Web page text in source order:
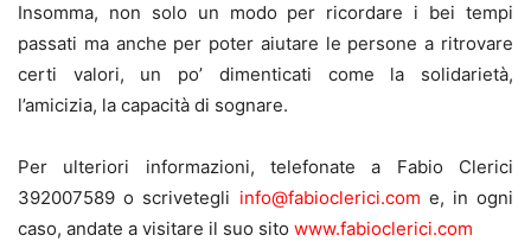
Insomma, non solo un modo per ricordare i bei tempi
passati ma anche per poter aiutare le persone a ritrovare
certi valori, un po’ dimenticati come la solidarietà,
l’amicizia, la capacità di sognare.
Per ulteriori informazioni, telefonate a Fabio Clerici
392007589 o scrivetegli info@fabioclerici.com e, in ogni
caso, andate a visitare il suo sito www.fabioclerici.com